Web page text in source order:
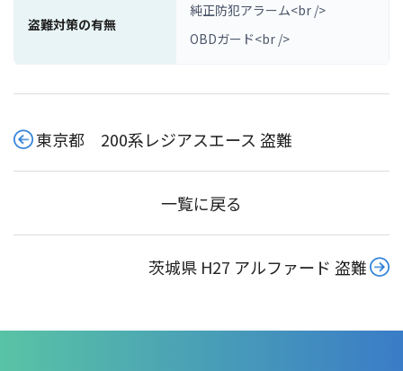
盗難対策の有無
純正防犯アラーム<br />
OBDガード<br />
東京都 200系レジアスエース 盗難
一覧に戻る
茨城県 H27 アルファード 盗難